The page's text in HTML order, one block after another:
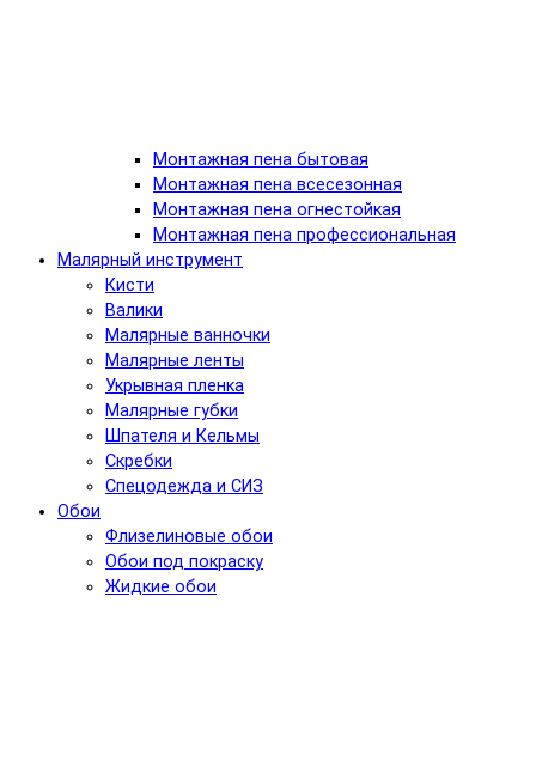
Монтажная пена бытовая
Монтажная пена всесезонная
Монтажная пена огнестойкая
Монтажная пена профессиональная
Малярный инструмент
Кисти
Валики
Малярные ванночки
Малярные ленты
Укрывная пленка
Малярные губки
Шпателя и Кельмы
Скребки
Спецодежда и СИЗ
Обои
Флизелиновые обои
Обои под покраску
Жидкие обои